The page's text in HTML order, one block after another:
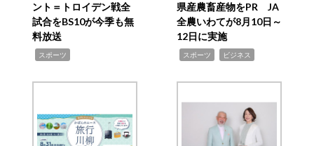
ント＝トロイデン戦全
試合をBS10が今季も無
料放送
スポーツ
県産農畜産物をPR JA
全農いわてが8月10日～
12日に実施
スポーツ ビジネス